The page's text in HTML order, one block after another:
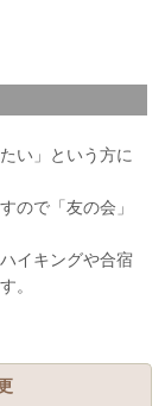
い」という方に
ので「友の会」
イキングや合宿
。